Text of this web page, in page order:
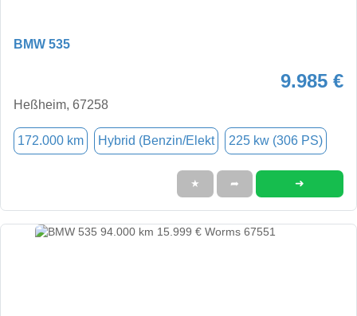
BMW 535
9.985 €
Heßheim, 67258
172.000 km Hybrid (Benzin/Elekt 225 kw (306 PS)
★ ➦ ➜